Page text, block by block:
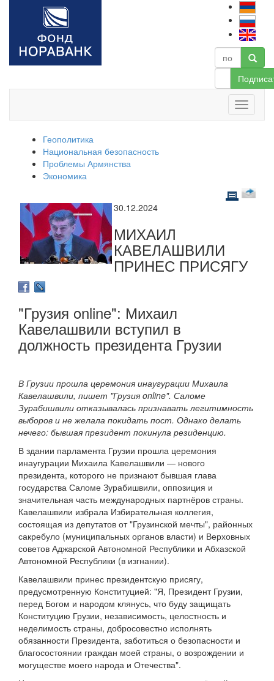
Геополитика
Национальная безопасность
Проблемы Армянства
Экономика
30.12.2024
МИХАИЛ
КАВЕЛАШВИЛИ
ПРИНЕС ПРИСЯГУ
"Грузия online": Михаил
Кавелашвили вступил в
должность президента Грузии
В Грузии прошла церемония инаугурации Михаила
Кавелашвили, пишет "Грузия online". Саломе
Зурабишвили отказывалась признавать легитимность
выборов и не желала покидать пост. Однако делать
нечего: бывшая президент покинула резиденцию.
В здании парламента Грузии прошла церемония
инаугурации Михаила Кавелашвили — нового
президента, которого не признают бывшая глава
государства Саломе Зурабишвили, оппозиция и
значительная часть международных партнёров страны.
Кавелашвили избрала Избирательная коллегия,
состоящая из депутатов от "Грузинской мечты", районных
сакребуло (муниципальных органов власти) и Верховных
советов Аджарской Автономной Республики и Абхазской
Автономной Республики (в изгнании).
Кавелашвили принес президентскую присягу,
предусмотренную Конституцией: "Я, Президент Грузии,
перед Богом и народом клянусь, что буду защищать
Конституцию Грузии, независимость, целостность и
неделимость страны, добросовестно исполнять
обязанности Президента, заботиться о безопасности и
благосостоянии граждан моей страны, о возрождении и
могуществе моего народа и Отечества".